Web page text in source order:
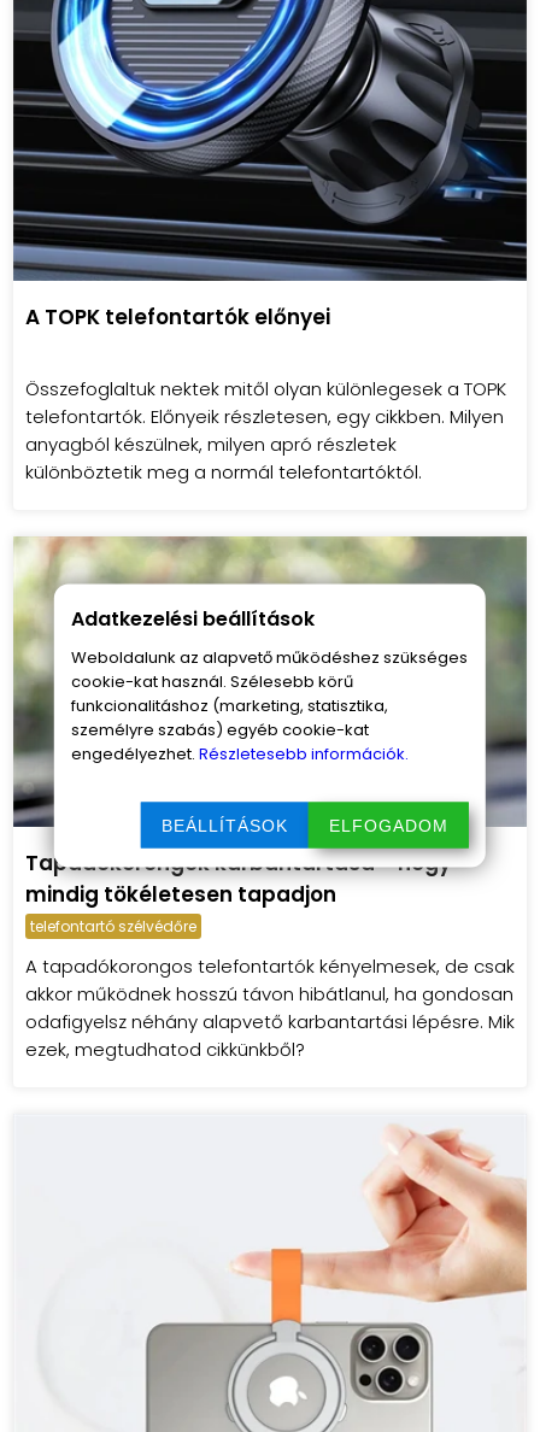
A TOPK telefontartók előnyei
Összefoglaltuk nektek mitől olyan különlegesek a TOPK
telefontartók. Előnyeik részletesen, egy cikkben. Milyen
anyagból készülnek, milyen apró részletek
különböztetik meg a normál telefontartóktól.
Tapadókorongok karbantartása – hogy
mindig tökéletesen tapadjon
telefontartó szélvédőre
A tapadókorongos telefontartók kényelmesek, de csak
akkor működnek hosszú távon hibátlanul, ha gondosan
odafigyelsz néhány alapvető karbantartási lépésre. Mik
ezek, megtudhatod cikkünkből?
Adatkezelési beállítások
Weboldalunk az alapvető működéshez szükséges
cookie-kat használ. Szélesebb körű
funkcionalitáshoz (marketing, statisztika,
személyre szabás) egyéb cookie-kat
engedélyezhet. Részletesebb információk.
BEÁLLÍTÁSOK ELFOGADOM